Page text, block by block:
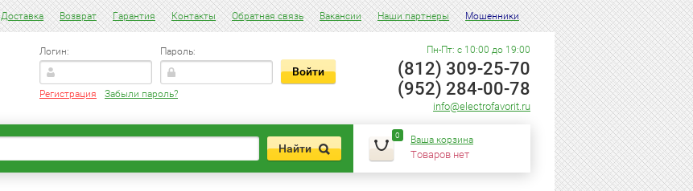
Доставка Возврат Гарантия Контакты Обратная связь Вакансии Наши партнеры Мошенники
Логин: Пароль:
Регистрация Забыли пароль?
Пн-Пт: с 10:00 до 19:00
(812) 309-25-70
(952) 284-00-78
info@electrofavorit.ru
0 Ваша корзина
Товаров нет